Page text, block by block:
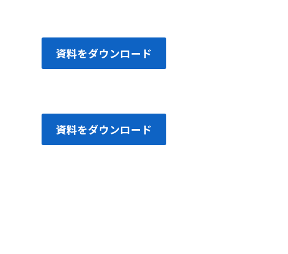
資料をダウンロード
資料をダウンロード